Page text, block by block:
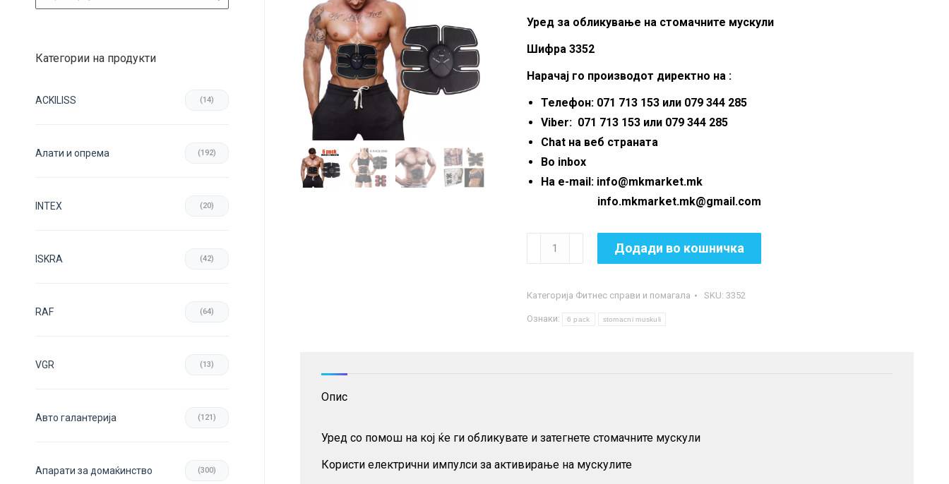
490.00 ден.390.00 ден.
Уред за обликување на стомачните мускули
Шифра 3352
Нарачај го производот директно на :
Телефон: 071 713 153 или 079 344 285
Viber: 071 713 153 или 079 344 285
Chat на веб страната
Во inbox
На e-mail: info@mkmarket.mk
info.mkmarket.mk@gmail.com
на
стомачните
Додади во кошничка
Категорија Фитнес справи и помагала SKU: 3352
Ознаки: 6 pack stomacni muskuli
Опис
Уред со помош на кој ќе ги обликувате и затегнете стомачните мускули
Користи електрични импулси за активирање на мускулите
Категории на продукти
ACKILISS (14)
Aлати и опрема (192)
INTEX (20)
ISKRA (42)
RAF (64)
VGR (13)
Авто галантерија (121)
Апарати за домаќинство (300)